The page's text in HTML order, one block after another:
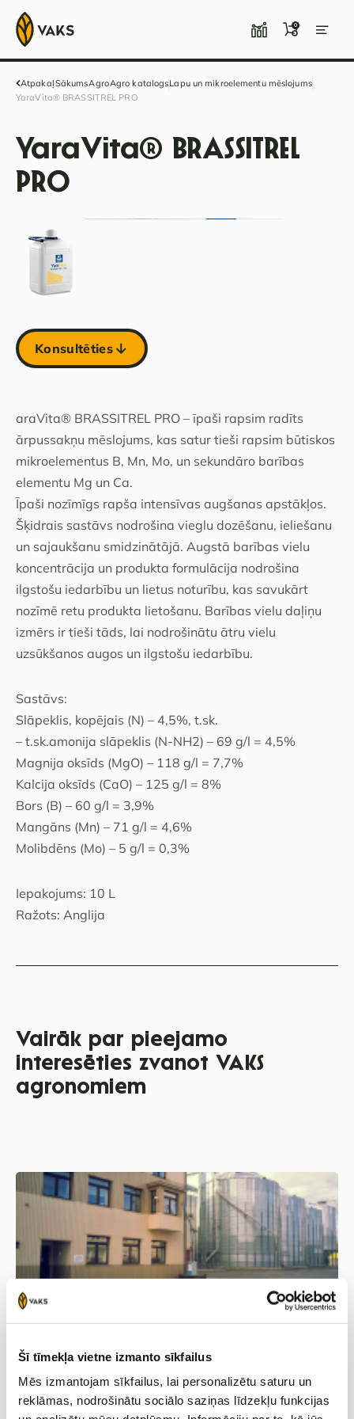
Šī tīmekļa vietne izmanto sīkfailus
Mēs izmantojam sīkfailus, lai personalizētu saturu un
reklāmas, nodrošinātu sociālo saziņas līdzekļu funkcijas
0
AtpakaļSākumsAgroAgro katalogsLapu un mikroelementu mēslojums
YaraVita® BRASSITREL PRO
YaraVita® BRASSITREL
PRO
Konsultēties
araVita® BRASSITREL PRO – īpaši rapsim radīts
ārpussakņu mēslojums, kas satur tieši rapsim būtiskos
mikroelementus B, Mn, Mo, un sekundāro barības
elementu Mg un Ca.
Īpaši nozīmīgs rapša intensīvas augšanas apstākļos.
Šķidrais sastāvs nodrošina vieglu dozēšanu, ieliešanu
un sajaukšanu smidzinātājā. Augstā barības vielu
koncentrācija un produkta formulācija nodrošina
ilgstošu iedarbību un lietus noturību, kas savukārt
nozīmē retu produkta lietošanu. Barības vielu daļiņu
izmērs ir tieši tāds, lai nodrošinātu ātru vielu
uzsūkšanos augos un ilgstošu iedarbību.
Sastāvs:
Slāpeklis, kopējais (N) – 4,5%, t.sk.
– t.sk.amonija slāpeklis (N-NH2) – 69 g/l = 4,5%
Маgnija oksīds (MgO) – 118 g/l = 7,7%
Kalcija oksīds (CaO) – 125 g/l = 8%
Bors (B) – 60 g/l = 3,9%
Маngāns (Mn) – 71 g/l = 4,6%
Molibdēns (Mo) – 5 g/l = 0,3%
Iepakojums: 10 L
Ražots: Anglija
Vairāk par pieejamo
interesēties zvanot VAKS
agronomiem
Valmiera
Vidzeme
Līga Vektere
‭+371 26395169‬
Māris Korņējevs
‭+371 26677531‬